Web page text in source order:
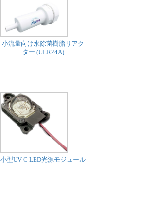
小流量向け水除菌樹脂リアク
ター (ULR24A)
小型UV-C LED光源モジュール